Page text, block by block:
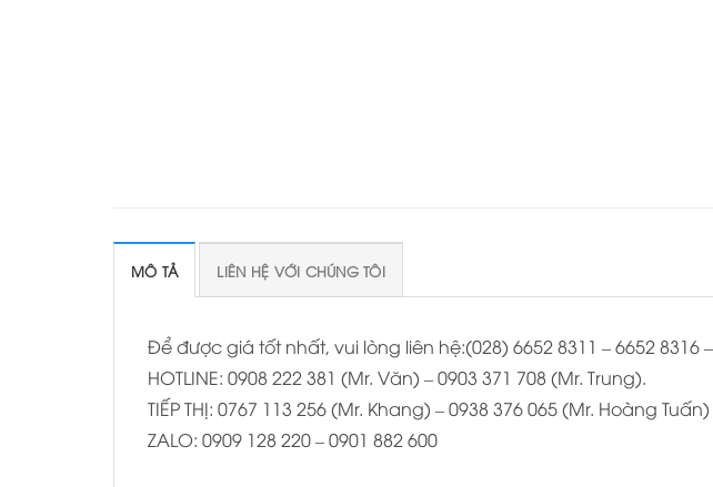
MÔ TẢ LIÊN HỆ VỚI CHÚNG TÔI
Để được giá tốt nhất, vui lòng liên hệ:(028) 6652 8311 – 6652 8316
HOTLINE: 0908 222 381 (Mr. Văn) – 0903 371 708 (Mr. Trung).
TIẾP THỊ: 0767 113 256 (Mr. Khang) – 0938 376 065 (Mr. Hoàng
ZALO: 0909 128 220 – 0901 882 600